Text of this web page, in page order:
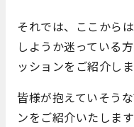
それでは、ここから
しようか迷っている
ッションをご紹介しま
皆様が抱えていそう
ンをご紹介いたしま